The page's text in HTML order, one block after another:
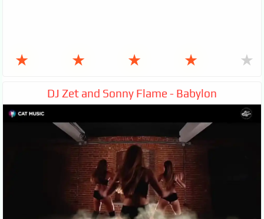
★ ★ ★ ★ ★
DJ Zet and Sonny Flame - Babylon